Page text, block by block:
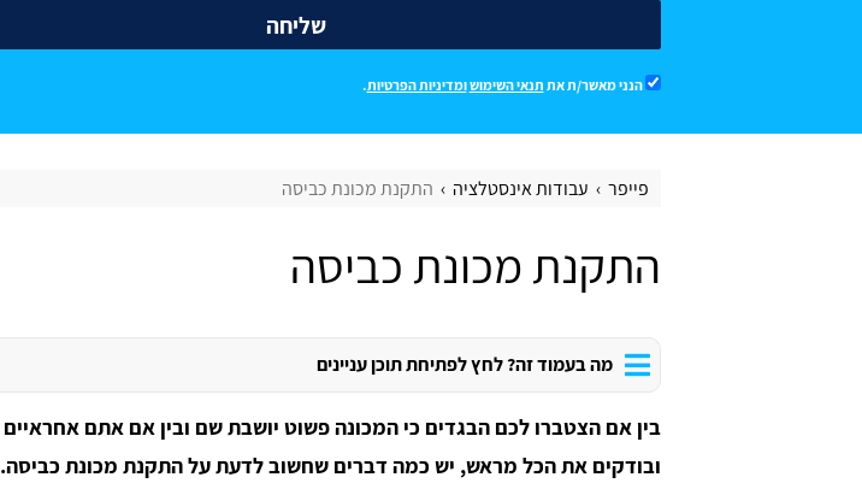
שליחה
הנני מאשר/ת את תנאי השימושומדיניות הפרטיות.
פייפר עבודות אינסטלציה התקנת מכונת כביסה
התקנת מכונת כביסה
מה בעמוד זה? לחץ לפתיחת תוכן עניינים
בין אם הצטברו לכם הבגדים כי המכונה פשוט יושבת שם ובין אם אתם אחראיים
ובודקים את הכל מראש, יש כמה דברים שחשוב לדעת על התקנת מכונת כביסה.